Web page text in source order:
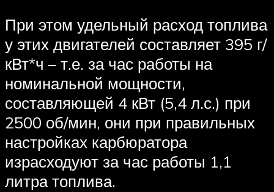
При этом удельный расход топлива
у этих двигателей составляет 395 г/
кВт*ч – т.е. за час работы на
номинальной мощности,
составляющей 4 кВт (5,4 л.с.) при
2500 об/мин, они при правильных
настройках карбюратора
израсходуют за час работы 1,1
литра топлива.